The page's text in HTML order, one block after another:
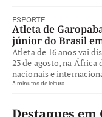
ESPORTE
Atleta de
júnior do Brasil
Atleta de 16 anos vai
23 de agosto, na África
nacionais e
5 minutos de leitura
Destaques em